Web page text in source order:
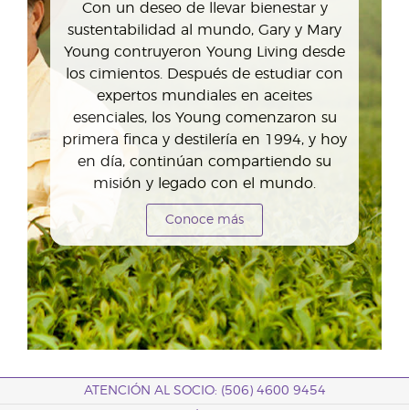
Con un deseo de llevar bienestar y
sustentabilidad al mundo, Gary y Mary
Young contruyeron Young Living desde
los cimientos. Después de estudiar con
expertos mundiales en aceites
esenciales, los Young comenzaron su
primera finca y destilería en 1994, y hoy
en día, continúan compartiendo su
misión y legado con el mundo.
Conoce más
ATENCIÓN AL SOCIO: (506) 4600 9454